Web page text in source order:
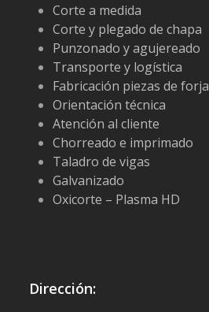
Corte a medida
Corte y plegado de chapa
Punzonado y agujereado
Transporte y logística
Fabricación piezas de forja
Orientación técnica
Atención al cliente
Chorreado e imprimado
Taladro de vigas
Galvanizado
Oxicorte – Plasma HD
Dirección: